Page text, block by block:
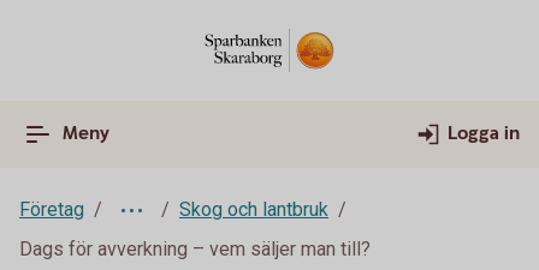
Meny Logga in
Företag
Skog och lantbruk
Dags för avverkning – vem säljer man till?